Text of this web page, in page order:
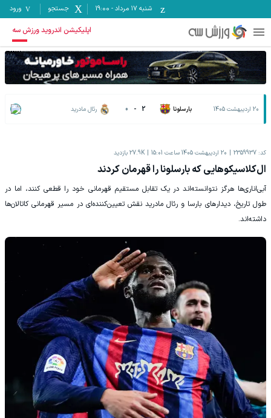
شنبه ۱۷ مرداد -
19:00 جستجو ورود
اپلیکیشن اندروید ورزش سه
20 اردیبهشت 1405 بارسلونا 2
-
0 رئال مادرید
کد: 2359937 20 اردیبهشت 1405 ساعت 15:01 27.9K بازدید
ال‌کلاسیکوهایی که بارسلونا را قهرمان کردند
آبی‌اناری‌ها هرگز نتوانسته‌اند در یک تقابل مستقیم قهرمانی خود را قطعی کنند، اما در
طول تاریخ، دیدارهای بارسا و رئال مادرید نقش تعیین‌کننده‌ای در مسیر قهرمانی کاتالان‌ها
داشته‌اند.